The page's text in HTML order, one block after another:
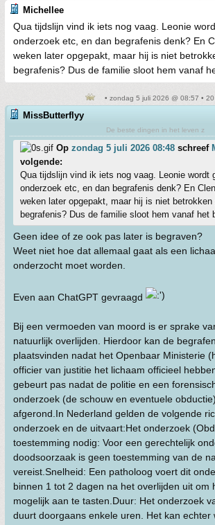
Michellee
Qua tijdslijn vind ik iets nog vaag. Leonie
onderzoek etc, en dan begrafenis denk? En
weken later opgepakt, maar hij is niet
begrafenis? Dus de familie sloot hem vanaf
• zondag 5 juli 2026 @ 08:57 • 20
MissButterflyy
De beste dingen in het leven z
Op zondag 5 juli 2026 08:48 schreef
volgende:
Qua tijdslijn vind ik iets nog vaag. Leonie wordt
onderzoek etc, en dan begrafenis denk? En
weken later opgepakt, maar hij is niet betrokken
begrafenis? Dus de familie sloot hem vanaf het
Geen idee of ze ook pas later is begraven?
Weet niet hoe dat allemaal gaat als een
onderzocht moet worden.
Even aan ChatGPT gevraagd
Bij een vermoeden van moord is er sprake
natuurlijk overlijden. Hierdoor kan de
plaatsvinden nadat het Openbaar Ministerie
officier van justitie het lichaam officieel
gebeurt pas nadat de politie en een
onderzoek (de schouw en eventuele
afgerond.In Nederland gelden de volgende
onderzoek en de uitvaart:Het onderzoek
toestemming nodig: Voor een gerechtelijk
doodsoorzaak is geen toestemming van de
vereist.Snelheid: Een patholoog voert dit
binnen 1 tot 2 dagen na het overlijden uit om
mogelijk aan te tasten.Duur: Het onderzoek
duurt doorgaans enkele uren. Het kan echter